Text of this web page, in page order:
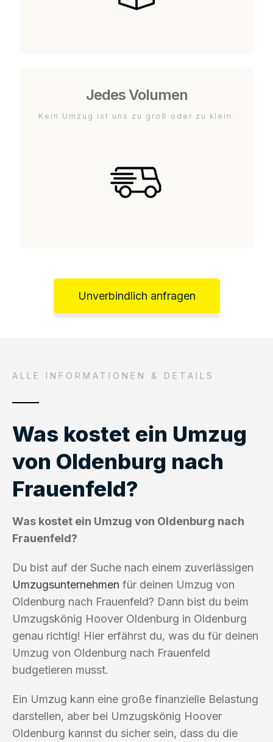
Jedes Volumen
Kein Umzug ist uns zu groß oder zu klein.
Unverbindlich anfragen
ALLE INFORMATIONEN & DETAILS
Was kostet ein Umzug
von Oldenburg nach
Frauenfeld?
Was kostet ein Umzug von Oldenburg nach
Frauenfeld?
Du bist auf der Suche nach einem zuverlässigen
Umzugsunternehmen für deinen Umzug von
Oldenburg nach Frauenfeld? Dann bist du beim
Umzugskönig Hoover Oldenburg in Oldenburg
genau richtig! Hier erfährst du, was du für deinen
Umzug von Oldenburg nach Frauenfeld
budgetieren musst.
Ein Umzug kann eine große finanzielle Belastung
darstellen, aber bei Umzugskönig Hoover
Oldenburg kannst du sicher sein, dass du die